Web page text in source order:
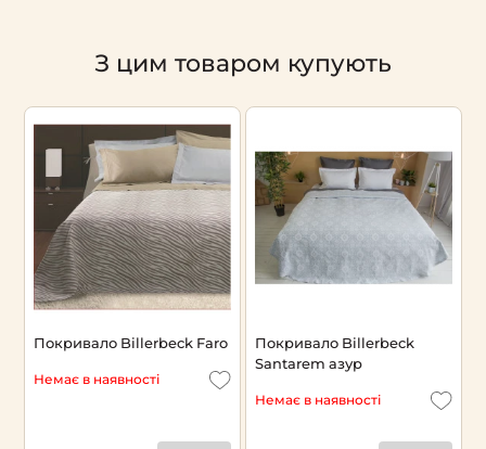
З цим товаром купують
Покривало Billerbeck Faro
Немає в наявності
Покривало Billerbeck
Santarem азур
Немає в наявності